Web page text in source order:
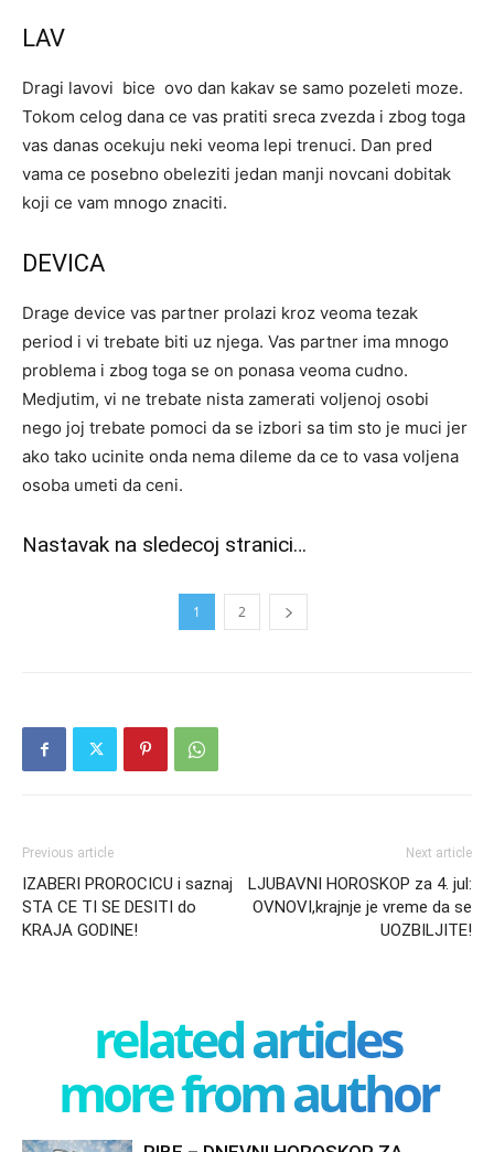
LAV
Dragi lavovi bice ovo dan kakav se samo pozeleti moze.
Tokom celog dana ce vas pratiti sreca zvezda i zbog toga
vas danas ocekuju neki veoma lepi trenuci. Dan pred
vama ce posebno obeleziti jedan manji novcani dobitak
koji ce vam mnogo znaciti.
DEVICA
Drage device vas partner prolazi kroz veoma tezak
period i vi trebate biti uz njega. Vas partner ima mnogo
problema i zbog toga se on ponasa veoma cudno.
Medjutim, vi ne trebate nista zamerati voljenoj osobi
nego joj trebate pomoci da se izbori sa tim sto je muci jer
ako tako ucinite onda nema dileme da ce to vasa voljena
osoba umeti da ceni.
Nastavak na sledecoj stranici…
1 2
Previous article
IZABERI PROROCICU i saznaj
STA CE TI SE DESITI do
KRAJA GODINE!
Next article
LJUBAVNI HOROSKOP za 4. jul:
OVNOVI,krajnje je vreme da se
UOZBILJITE!
related articles
more from author